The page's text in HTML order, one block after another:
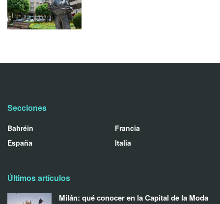
Secciones
Bahréin
España
Francia
Italia
Últimos artículos
Milán: qué conocer en la Capital de la Moda